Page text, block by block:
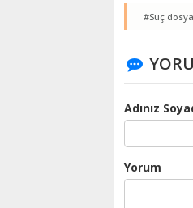
#Suç
Adınız
Yorum